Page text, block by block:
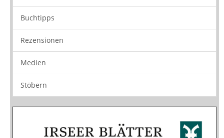
Vorschau
Buchtipps
Rezensionen
Medien
Stöbern